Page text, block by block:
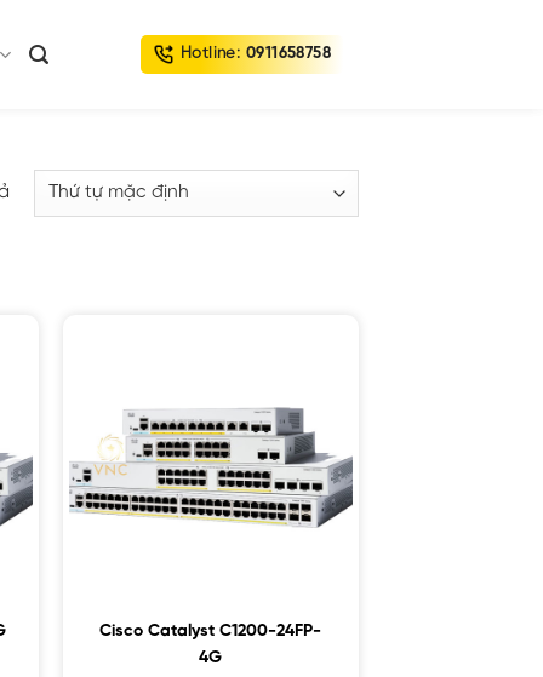
Hotline: 0911658758
Cisco Catalyst C1200-24FP-
4G